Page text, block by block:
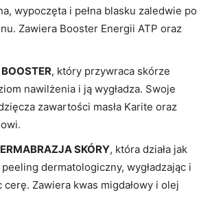
wypoczęta i pełna blasku zaledwie po
Zawiera Booster Energii ATP oraz
, który przywraca skórze
nawilżenia i ją wygładza. Swoje
zawartości masła Karite oraz
SKÓRY, która działa jak
dermatologiczny, wygładzając i
cerę. Zawiera kwas migdałowy i olej